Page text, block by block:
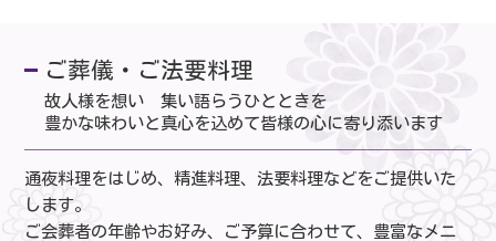
ご葬儀・ご法要料理
故人様を想い 集い語らうひとときを
豊かな味わいと真心を込めて皆様の心に寄り添います
通夜料理をはじめ、精進料理、法要料理などをご提供いた
します。
ご会葬者の年齢やお好み、ご予算に合わせて、豊富なメニ